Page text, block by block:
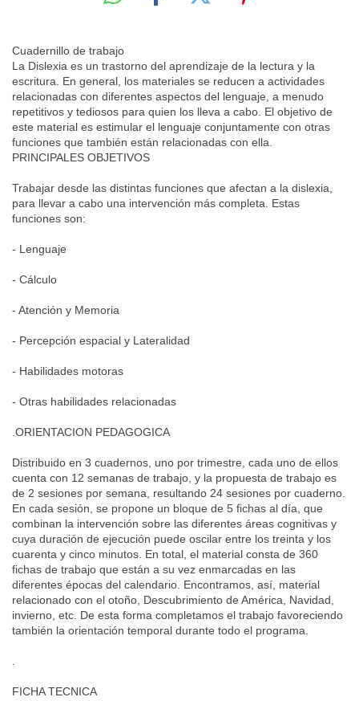
Cuadernillo de trabajo
La Dislexia es un trastorno del aprendizaje de la lectura y la
escritura. En general, los materiales se reducen a actividades
relacionadas con diferentes aspectos del lenguaje, a menudo
repetitivos y tediosos para quien los lleva a cabo. El objetivo de
este material es estimular el lenguaje conjuntamente con otras
funciones que también están relacionadas con ella.
PRINCIPALES OBJETIVOS
Trabajar desde las distintas funciones que afectan a la dislexia,
para llevar a cabo una intervención más completa. Estas
funciones son:
- Lenguaje
- Cálculo
- Atención y Memoria
- Percepción espacial y Lateralidad
- Habilidades motoras
- Otras habilidades relacionadas
.ORIENTACION PEDAGOGICA
Distribuido en 3 cuadernos, uno por trimestre, cada uno de ellos
cuenta con 12 semanas de trabajo, y la propuesta de trabajo es
de 2 sesiones por semana, resultando 24 sesiones por cuaderno.
En cada sesión, se propone un bloque de 5 fichas al día, que
combinan la intervención sobre las diferentes áreas cognitivas y
cuya duración de ejecución puede oscilar entre los treinta y los
cuarenta y cinco minutos. En total, el material consta de 360
fichas de trabajo que están a su vez enmarcadas en las
diferentes épocas del calendario. Encontramos, así, material
relacionado con el otoño, Descubrimiento de América, Navidad,
invierno, etc. De esta forma completamos el trabajo favoreciendo
también la orientación temporal durante todo el programa.
FICHA TECNICA